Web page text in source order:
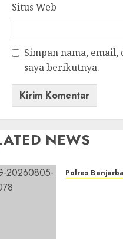
Situs Web
Simpan nama,
saya berikutnya.
NEWS
Polres